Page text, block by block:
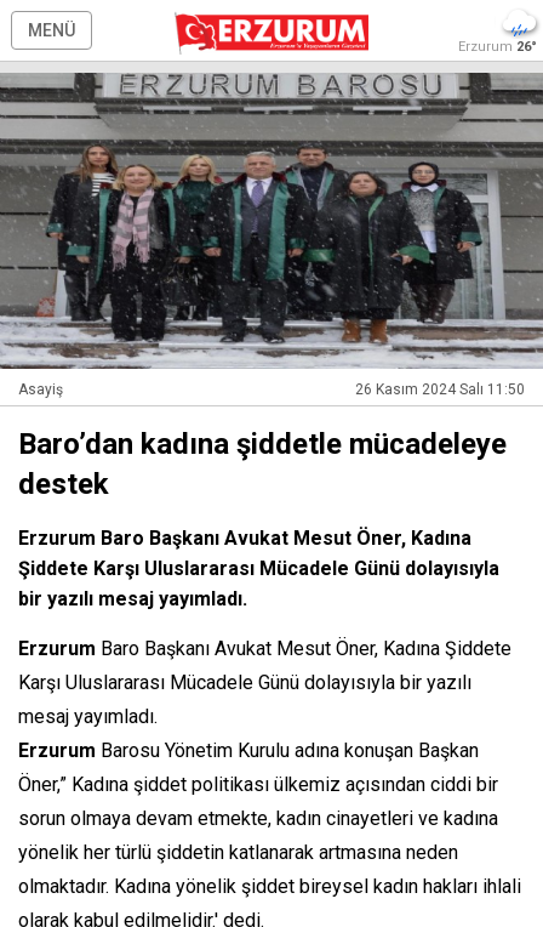
MENÜ
Erzurum 26°
Asayiş 26 Kasım 2024 Salı 11:50
Baro’dan kadına şiddetle mücadeleye
destek
Erzurum Baro Başkanı Avukat Mesut Öner, Kadına
Şiddete Karşı Uluslararası Mücadele Günü dolayısıyla
bir yazılı mesaj yayımladı.
Erzurum Baro Başkanı Avukat Mesut Öner, Kadına Şiddete
Karşı Uluslararası Mücadele Günü dolayısıyla bir yazılı
mesaj yayımladı.
Erzurum Barosu Yönetim Kurulu adına konuşan Başkan
Öner,” Kadına şiddet politikası ülkemiz açısından ciddi bir
sorun olmaya devam etmekte, kadın cinayetleri ve kadına
yönelik her türlü şiddetin katlanarak artmasına neden
olmaktadır. Kadına yönelik şiddet bireysel kadın hakları ihlali
olarak kabul edilmelidir.' dedi.